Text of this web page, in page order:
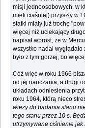
misji jednoosobowych, w
mieli ciaśniej) przyszły w
statki miały już trochę
więcej niż uciekający
napisał wprost, że w
wszystko nadal
było z tym gorzej, bo
Cóż więc w roku 1966
od jej nauczania, a drugi
układach odniesienia
roku 1964, którą nieco
wieży do badania stanu
tego stanu przez 10 s.
utrzymywane ciśnienie jak